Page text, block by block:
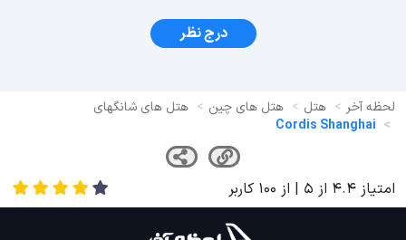
درج نظر
لحظه آخر هتل هتل های چین
هتل های شانگهای
Cordis Shanghai
امتیاز 4.4 از 5 | از 100 کاربر